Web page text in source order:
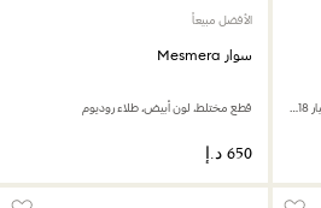
لون أبيض، لمسة نهائية من الذهب الوردي عيار 18 قيراط
الأفضل مبيعاً
سوار Mesmera
قطع مختلط، لون أبيض، طلاء روديوم